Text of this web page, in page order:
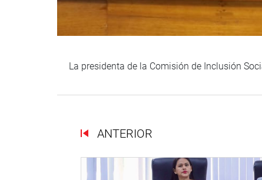
La presidenta de la Comisión de Inclusión
ANTERIOR